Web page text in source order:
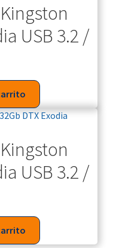
USB 3.2 /
USB 3.2 /